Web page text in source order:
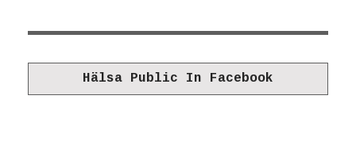
Hälsa Public In Facebook